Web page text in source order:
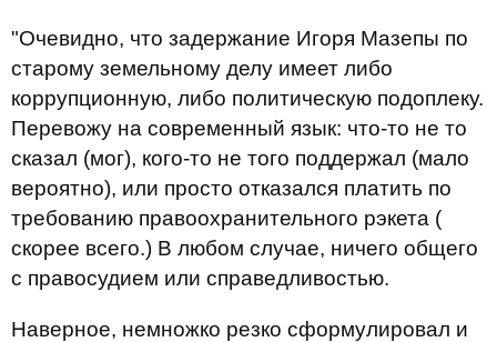
"Очевидно, что задержание Игоря Мазепы по
старому земельному делу имеет либо
коррупционную, либо политическую подоплеку.
Перевожу на современный язык: что-то не то
сказал (мог), кого-то не того поддержал (мало
вероятно), или просто отказался платить по
требованию правоохранительного рэкета (
скорее всего.) В любом случае, ничего общего
с правосудием или справедливостью.
Наверное, немножко резко сформулировал и